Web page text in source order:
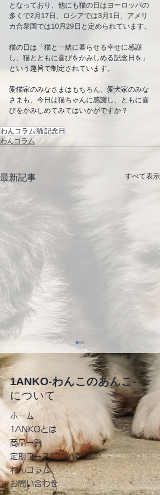
となっており、他にも猫の日はヨーロッパの
多くで2月17日、ロシアでは3月1日、アメリ
カ合衆国では10月29日と定められています。
猫の日は「猫と一緒に暮らせる幸せに感謝
し、猫とともに喜びをかみしめる記念日を」
という趣旨で制定されています。
愛猫家のみなさまはもちろん、愛犬家のみな
さまも、今日は猫ちゃんに感謝し、ともに喜
びをかみしめてみてはいかがですか？
わんコラム 猫記念日
わんコラム
最新記事 すべて表示
堺市動物指導センター
1ANKO-わんこのあんこ-
について
​ホーム
1ANKOとは
商品一覧
​定期コースについて
わんコラム
お問い合わせ